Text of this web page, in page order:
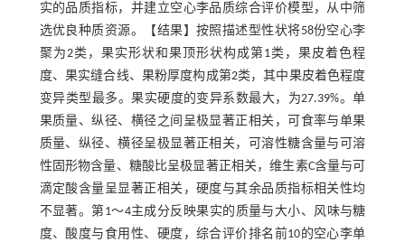
实的品质指标，并建立空心李品质综合评价模型，从中筛
选优良种质资源。【结果】按照描述型性状将58份空心李
聚为2类，果实形状和果顶形状构成第1类，果皮着色程
度、果实缝合线、果粉厚度构成第2类，其中果皮着色程度
变异类型最多。果实硬度的变异系数最大，为27.39%。单
果质量、纵径、横径之间呈极显著正相关，可食率与单果
质量、纵径、横径呈极显著正相关，可溶性糖含量与可溶
性固形物含量、糖酸比呈极显著正相关，维生素C含量与可
滴定酸含量呈显著正相关，硬度与其余品质指标相关性均
不显著。第1～4主成分反映果实的质量与大小、风味与糖
度、酸度与食用性、硬度，综合评价排名前10的空心李单